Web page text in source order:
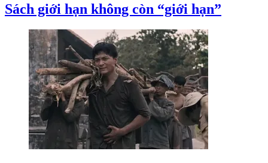
Sách giới hạn không còn “giới hạn”